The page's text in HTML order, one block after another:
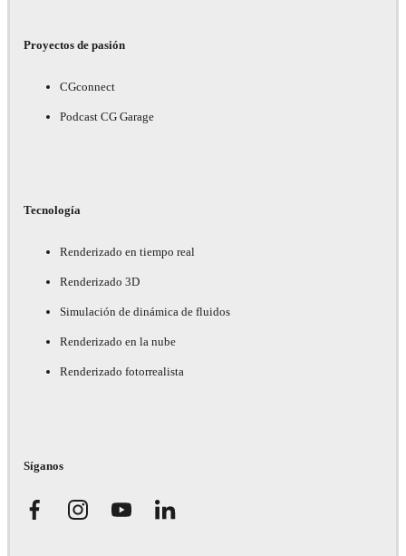
Proyectos de pasión
CGconnect
Podcast CG Garage
Tecnología
Renderizado en tiempo real
Renderizado 3D
Simulación de dinámica de fluidos
Renderizado en la nube
Renderizado fotorrealista
Síganos